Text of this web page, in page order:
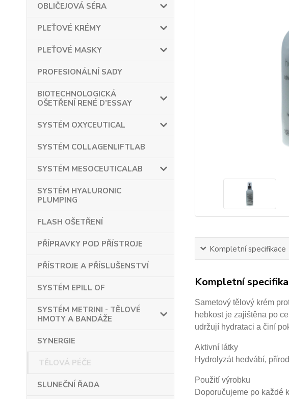
OBLIČEJOVÁ SÉRA
PLEŤOVÉ KRÉMY
PLEŤOVÉ MASKY
PROFESIONÁLNÍ SADY
BIOTECHNOLOGICKÁ
OŠETŘENÍ RENÉ D’ESSAY
SYSTÉM OXYCEUTICAL
SYSTÉM COLLAGENLIFTLAB
SYSTÉM MESOCEUTICALAB
SYSTÉM HYALURONIC
PLUMPING
FLASH OŠETŘENÍ
PŘÍPRAVKY POD PŘÍSTROJE
PŘÍSTROJE A PŘÍSLUŠENSTVÍ
SYSTÉM EPILL OF
SYSTÉM METRINI - TĚLOVÉ
HMOTY A BANDÁŽE
SYNERGIE
TĚLOVÁ PÉČE
SLUNEČNÍ ŘADA
Kompletní specifikace
Kompletní
Sametový tělový krém
hebkost je zajištěna po
udržují hydrataci a činí
Aktivní látky
Hydrolyzát hedvábí,
Použití výrobku
Doporučujeme po každé